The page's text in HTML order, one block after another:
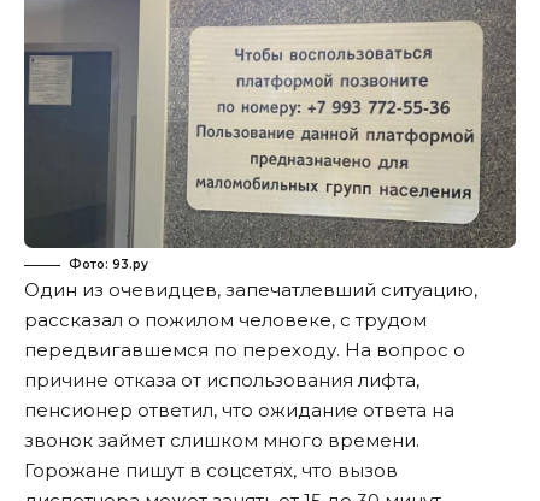
Фото: 93.ру
Один из очевидцев, запечатлевший ситуацию,
рассказал о пожилом человеке, с трудом
передвигавшемся по переходу. На вопрос о
причине отказа от использования лифта,
пенсионер ответил, что ожидание ответа на
звонок займет слишком много времени.
Горожане пишут в соцсетях, что вызов